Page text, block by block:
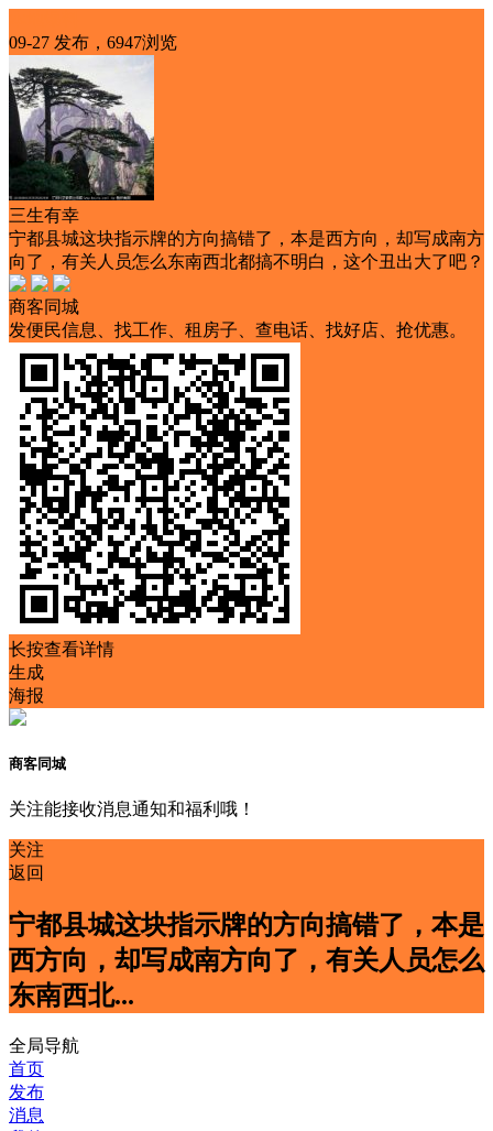
09-27 发布，6947浏览
三生有幸
宁都县城这块指示牌的方向搞错了，本是西方向，却写成南方
向了，有关人员怎么东南西北都搞不明白，这个丑出大了吧？
商客同城
发便民信息、找工作、租房子、查电话、找好店、抢优惠。
长按查看详情
生成
海报
商客同城
关注能接收消息通知和福利哦！
关注
返回
宁都县城这块指示牌的方向搞错了，本是
西方向，却写成南方向了，有关人员怎么
东南西北...
全局导航
首页
发布
消息